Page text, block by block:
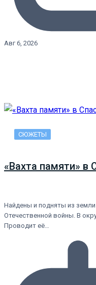
Авг 6, 2026
СЮЖЕТЫ
«Вахта памяти» в
Найдены и подняты из
Отечественной войны. В
Проводит её…